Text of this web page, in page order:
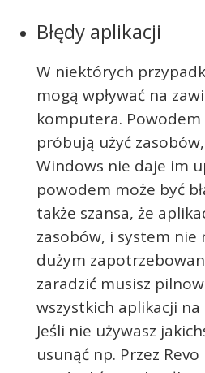
Błędy aplikacji
W niektórych
mogą wpływać na
komputera.
próbują użyć
Windows nie daje im
powodem może być
także szansa, że
zasobów, i system nie
dużym
zaradzić musisz
wszystkich aplikacji
Jeśli nie używasz
usunąć np. Przez